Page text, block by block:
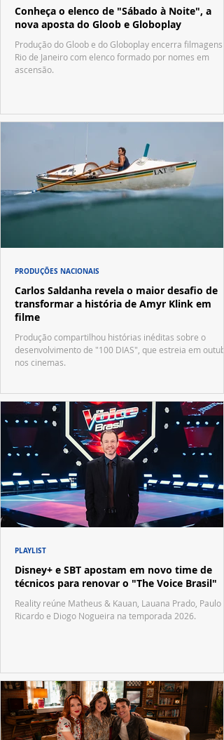
Conheça o elenco de "Sábado à Noite", a
nova aposta do Gloob e Globoplay
Produção do Gloob e do Globoplay encerra filmagens
Rio de Janeiro com elenco formado por nomes em
ascensão.
Carlos Saldanha revela o maior desafio de
transformar a história de Amyr Klink em
filme
Produção compartilhou histórias inéditas sobre o
desenvolvimento de "100 DIAS", que estreia em
nos cinemas.
PRODUÇÕES NACIONAIS
Disney+ e SBT apostam em novo time de
técnicos para renovar o "The Voice Brasil"
Reality reúne Matheus & Kauan, Lauana Prado, Paulo
Ricardo e Diogo Nogueira na temporada 2026.
PLAYLIST